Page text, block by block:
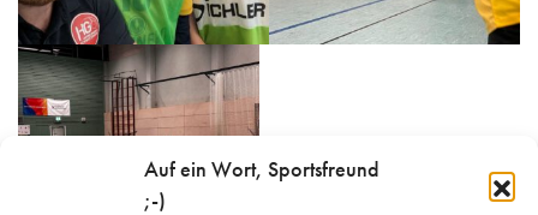
Auf ein Wort, Sportsfreund
;-)